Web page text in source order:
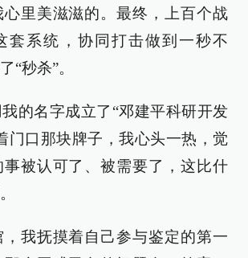
里美滋滋的。最终，上百个战
套系统，协同打击做到一秒不
“秒杀”。
的名字成立了“邓建平科研开发
门口那块牌子，我心头一热，觉
被认可了、被需要了，这比什
我抚摸着自己参与鉴定的第一